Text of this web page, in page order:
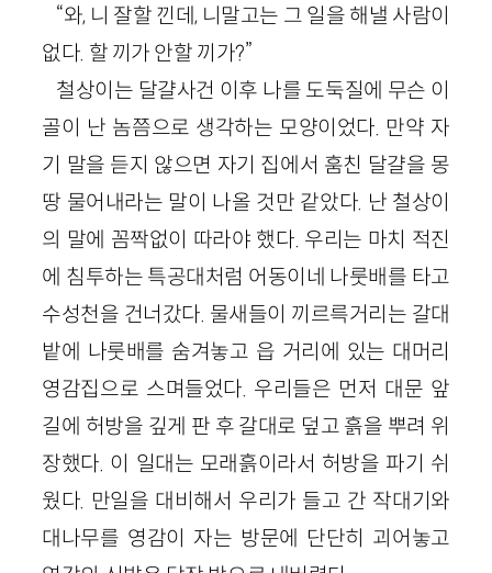
“와, 니 잘할 낀데, 니말고는 그 일을 해낼 사람이
없다. 할 끼가 안할 끼가?”
철상이는 달걀사건 이후 나를 도둑질에 무슨 이
골이 난 놈쯤으로 생각하는 모양이었다. 만약 자
기 말을 듣지 않으면 자기 집에서 훔친 달걀을 몽
땅 물어내라는 말이 나올 것만 같았다. 난 철상이
의 말에 꼼짝없이 따라야 했다. 우리는 마치 적진
에 침투하는 특공대처럼 어동이네 나룻배를 타고
수성천을 건너갔다. 물새들이 끼르륵거리는 갈대
밭에 나룻배를 숨겨놓고 읍 거리에 있는 대머리
영감집으로 스며들었다. 우리들은 먼저 대문 앞
길에 허방을 깊게 판 후 갈대로 덮고 흙을 뿌려 위
장했다. 이 일대는 모래흙이라서 허방을 파기 쉬
웠다. 만일을 대비해서 우리가 들고 간 작대기와
대나무를 영감이 자는 방문에 단단히 괴어놓고